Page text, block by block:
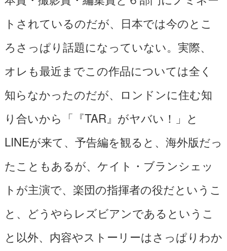
トされているのだが、日本では今のとこ
ろさっぱり話題になっていない。実際、
オレも最近までこの作品については全く
知らなかったのだが、ロンドンに住む知
り合いから「『TAR』がヤバい！」と
LINEが来て、予告編を観ると、海外版だっ
たこともあるが、ケイト・ブランシェッ
トが主演で、楽団の指揮者の役だというこ
と、どうやらレズビアンであるというこ
と以外、内容やストーリーはさっぱりわか